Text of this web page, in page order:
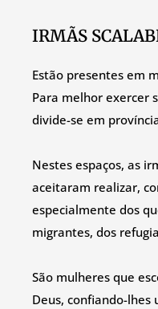
IRMÃS
Estão presentes em
Para melhor exercer
divide-se em
Nestes espaços, as
aceitaram realizar,
especialmente dos
migrantes, dos
São mulheres que
Deus, confiando-